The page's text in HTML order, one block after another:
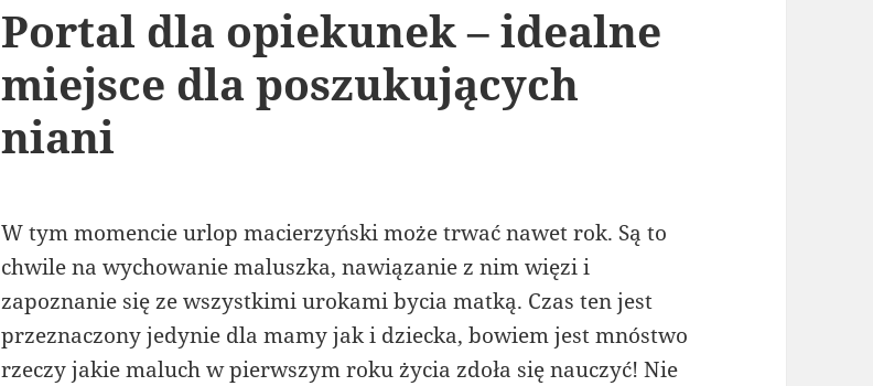
Portal dla opiekunek – idealne
miejsce dla poszukujących
niani
W tym momencie urlop macierzyński może trwać nawet rok. Są to
chwile na wychowanie maluszka, nawiązanie z nim więzi i
zapoznanie się ze wszystkimi urokami bycia matką. Czas ten jest
przeznaczony jedynie dla mamy jak i dziecka, bowiem jest mnóstwo
rzeczy jakie maluch w pierwszym roku życia zdoła się nauczyć! Nie